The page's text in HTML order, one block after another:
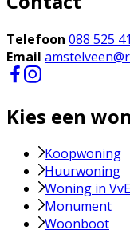
Telefoon 088 525
Email
Kies een
Koopwoning
Huurwoning
Woning in VvE
Monument
Woonboot